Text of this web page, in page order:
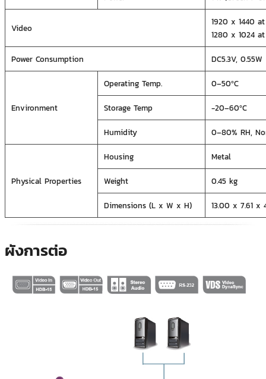
Video
1920 x 1440
1280 x 1024
Power Consumption DC5.3V, 0.55W
Environment
Operating Temp. 0–50ºC
Storage Temp -20–60ºC
Humidity 0–80% RH,
Physical Properties
Housing Metal
Weight 0.45 kg
Dimensions (L x W x H) 13.00 x 7.61 x
ผังการต่อ